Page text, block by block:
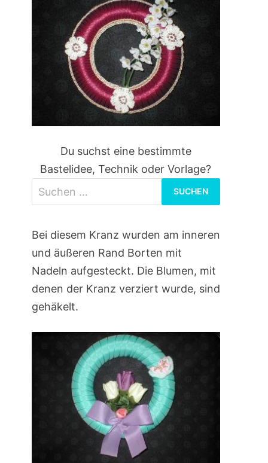
Du suchst eine bestimmte
Bastelidee, Technik oder Vorlage?
nach:
Bei diesem Kranz wurden am inneren
und äußeren Rand Borten mit
Nadeln aufgesteckt. Die Blumen, mit
denen der Kranz verziert wurde, sind
gehäkelt.